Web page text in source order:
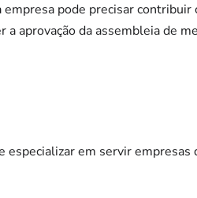
empresa pode precisar
a aprovação da assembleia de
especializar em servir